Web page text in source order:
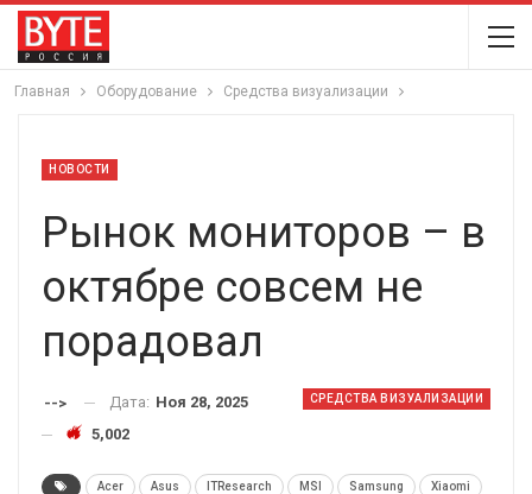
Главная Оборудование Средства визуализации
НОВОСТИ
Рынок мониторов – в
октябре совсем не
порадовал
СРЕДСТВА ВИЗУАЛИЗАЦИИ
--> Дата: Ноя 28, 2025
5,002
Acer Asus ITResearch MSI Samsung Xiaomi